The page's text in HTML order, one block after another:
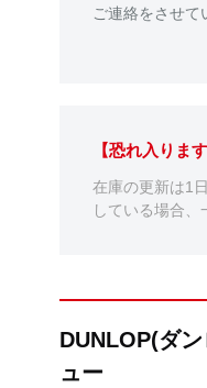
ご連絡をさせて
【恐れ入りま
在庫の更新は1
している場合
DUNLOP(ダ
ュー